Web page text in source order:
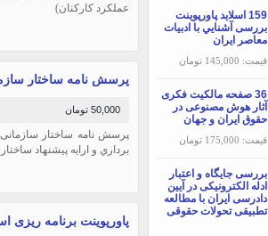
159 اسلاید پاورپوینت
بررسی آشنايي با ادبيات
معاصر ايران
قیمت: 145,000 تومان
36 صفحه مالکیت فکری
آثار هوش مصنوعی در
حقوق ایران و جهان
قیمت: 175,000 تومان
بررسی جایگاه و اعتبار
ادله الکترونیکی در آیین
دادرسی ایران با مطالعه
تطبیقی تحولات حقوقی
عملكرد كاركنان)
پرسش نامه ساختار
50,000 تومان
پرسش نامه ساختار
برداري و ارايه پيشنهاد
پاورپوینت برنامه ریزی